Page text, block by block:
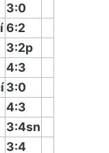
3:0
6:2
3:2p
4:3
3:0
4:3
3:4sn
3:4